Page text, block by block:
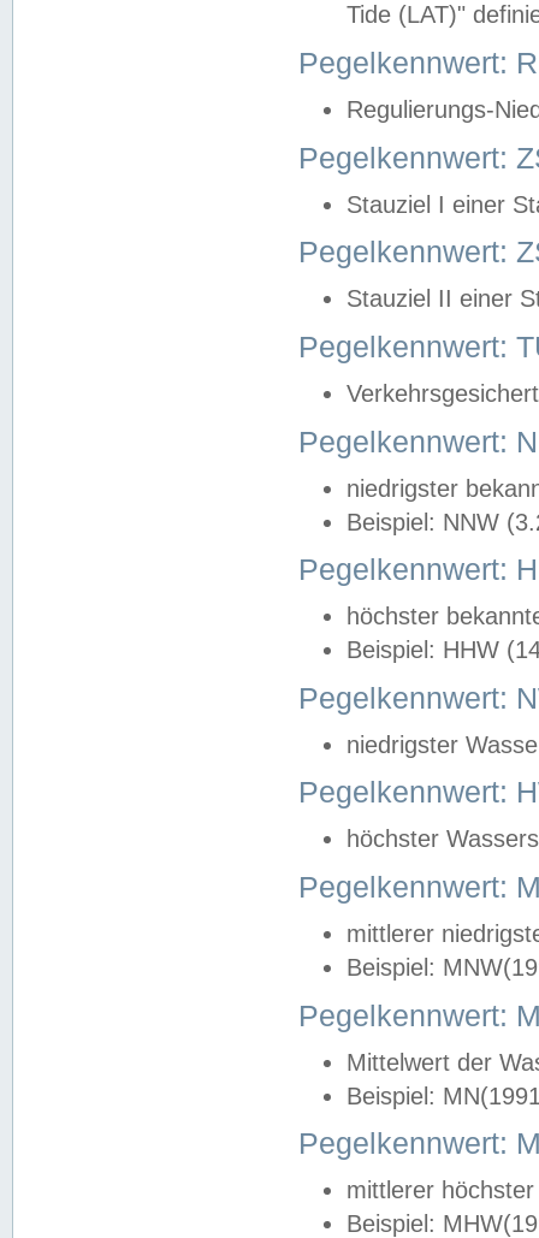
Tide (LAT)"
Pegelkennwert:
Regulierungs-
Pegelkennwert:
Stauziel I einer
Pegelkennwert:
Stauziel II einer
Pegelkennwert:
Pegelkennwert:
niedrigster
Beispiel: NNW
Pegelkennwert:
höchster
Beispiel: HHW
Pegelkennwert:
niedrigster
Pegelkennwert:
höchster
Pegelkennwert:
mittlerer
Beispiel:
Pegelkennwert:
Mittelwert der
Beispiel:
Pegelkennwert:
mittlerer
Beispiel: